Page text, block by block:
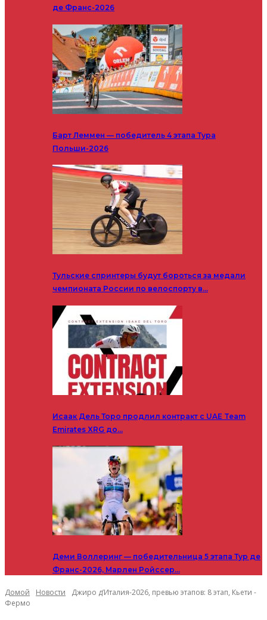
де Франс-2026
Барт Леммен — победитель 4 этапа Тура
Польши-2026
Тульские спринтеры будут бороться за медали
чемпионата России по велоспорту в…
Исаак Дель Торо продлил контракт с UAE Team
Emirates XRG до…
Деми Воллеринг — победительница 5 этапа Тур де
Франс-2026, Марлен Ройссер…
Домой Новости
Джиро д’Италия-2026, превью этапов: 8 этап, Кьети -
Фермо